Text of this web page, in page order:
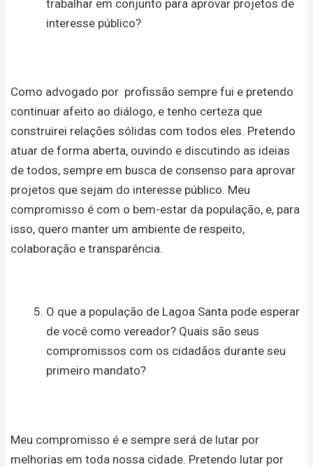
trabalhar em conjunto para aprovar projetos de
interesse público?
Como advogado por profissão sempre fui e pretendo
continuar afeito ao diálogo, e tenho certeza que
construirei relações sólidas com todos eles. Pretendo
atuar de forma aberta, ouvindo e discutindo as ideias
de todos, sempre em busca de consenso para aprovar
projetos que sejam do interesse público. Meu
compromisso é com o bem-estar da população, e, para
isso, quero manter um ambiente de respeito,
colaboração e transparência.
O que a população de Lagoa Santa pode esperar
de você como vereador? Quais são seus
compromissos com os cidadãos durante seu
primeiro mandato?
Meu compromisso é e sempre será de lutar por
melhorias em toda nossa cidade. Pretendo lutar por